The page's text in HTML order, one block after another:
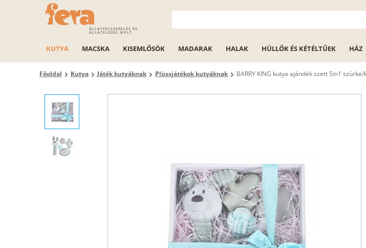
ÁLLATFELSZERELÉS ÉS
ÁLLATELEDEL BOLT
KUTYA MACSKA KISEMLŐSÖK MADARAK HALAK HÜLLŐK ÉS KÉTÉLTŰEK HÁZ
Főoldal Kutya Játék kutyáknak Plüssjátékok kutyáknak BARRY KING kutya ajándék szett 5in1 szürke/